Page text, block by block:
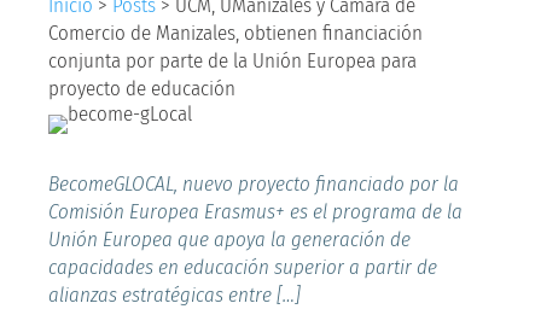
Inicio > Posts > UCM, UManizales y Cámara de
Comercio de Manizales, obtienen financiación
conjunta por parte de la Unión Europea para
proyecto de educación
BecomeGLOCAL, nuevo proyecto financiado por la
Comisión Europea Erasmus+ es el programa de la
Unión Europea que apoya la generación de
capacidades en educación superior a partir de
alianzas estratégicas entre […]